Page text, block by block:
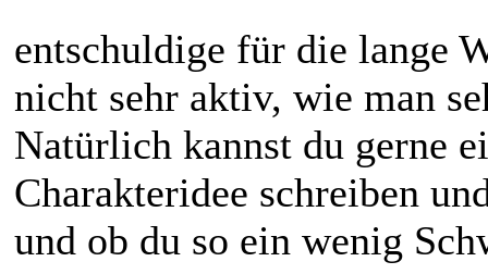
entschuldige für die lange
nicht sehr aktiv, wie man
Natürlich kannst du gerne
Charakteridee schreiben
und ob du so ein wenig